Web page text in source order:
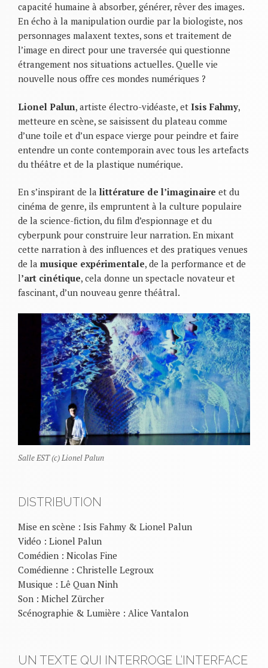
capacité humaine à absorber, générer, rêver des images.
En écho à la manipulation ourdie par la biologiste, nos
personnages malaxent textes, sons et traitement de
l’image en direct pour une traversée qui questionne
étrangement nos situations actuelles. Quelle vie
nouvelle nous offre ces mondes numériques ?
Lionel Palun, artiste électro-vidéaste, et Isis Fahmy,
metteure en scène, se saisissent du plateau comme
d’une toile et d’un espace vierge pour peindre et faire
entendre un conte contemporain avec tous les artefacts
du théâtre et de la plastique numérique.
En s’inspirant de la littérature de l’imaginaire et du
cinéma de genre, ils empruntent à la culture populaire
de la science-fiction, du film d’espionnage et du
cyberpunk pour construire leur narration. En mixant
cette narration à des influences et des pratiques venues
de la musique expérimentale, de la performance et de
l’art cinétique, cela donne un spectacle novateur et
fascinant, d’un nouveau genre théâtral.
Salle EST (c) Lionel Palun
DISTRIBUTION
Mise en scène : Isis Fahmy & Lionel Palun
Vidéo : Lionel Palun
Comédien : Nicolas Fine
Comédienne : Christelle Legroux
Musique : Lê Quan Ninh
Son : Michel Zürcher
Scénographie & Lumière : Alice Vantalon
UN TEXTE QUI INTERROGE L’INTERFACE